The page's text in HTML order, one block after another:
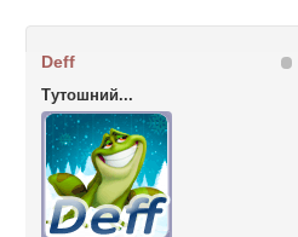
Deff
Тутошний...